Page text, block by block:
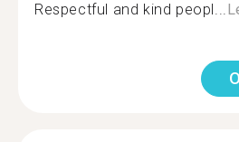
Respectful and kind peopl...